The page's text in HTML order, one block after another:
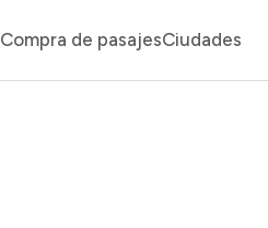
Compra de pasajesCiudades